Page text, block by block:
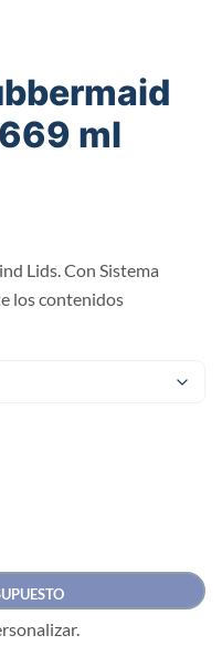
ml
Lids. Con Sistema
los contenidos